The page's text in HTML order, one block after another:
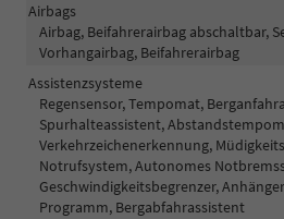
Airbags
Airbag, Beifahrerairbag abschaltbar,
Vorhangairbag, Beifahrerairbag
Assistenzsysteme
Regensensor, Tempomat,
Spurhalteassistent,
Verkehrzeichenerkennung,
Notrufsystem, Autonomes
Geschwindigkeitsbegrenzer,
Programm, Bergabfahrassistent